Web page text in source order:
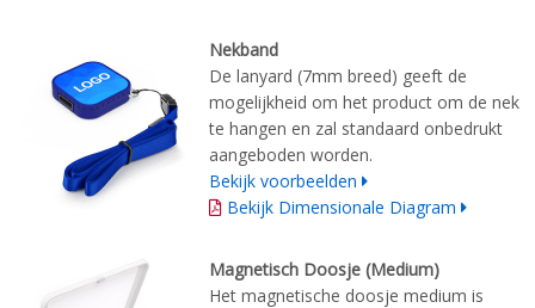
Nekband
De lanyard (7mm breed) geeft de
mogelijkheid om het product om de nek
te hangen en zal standaard onbedrukt
aangeboden worden.
Bekijk voorbeelden
Bekijk Dimensionale Diagram
Magnetisch Doosje (Medium)
Het magnetische doosje medium is